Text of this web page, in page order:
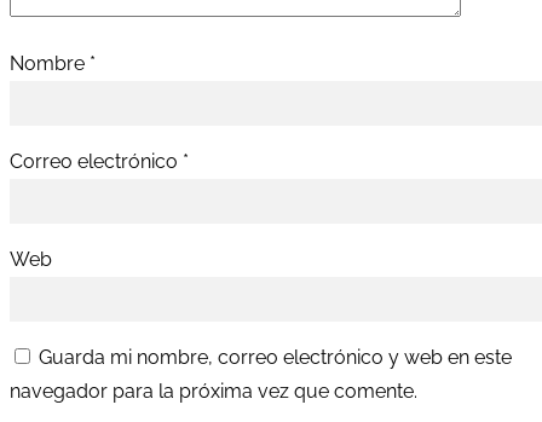
Nombre *
Correo electrónico *
Web
Guarda mi nombre, correo electrónico y web en este
navegador para la próxima vez que comente.